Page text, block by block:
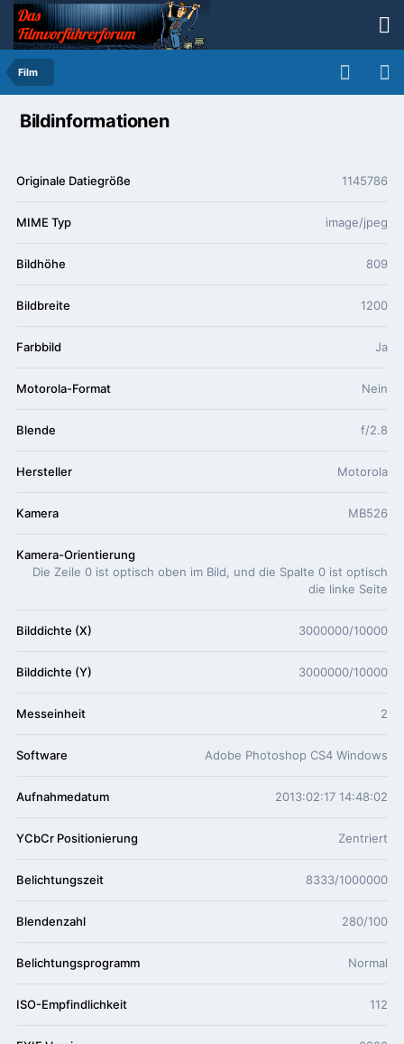
Film
Bildinformationen
Originale Datiegröße 1145786
MIME Typ image/jpeg
Bildhöhe 809
Bildbreite 1200
Farbbild Ja
Motorola-Format Nein
Blende f/2.8
Hersteller Motorola
Kamera MB526
Kamera-Orientierung
Die Zeile 0 ist optisch oben im Bild, und die Spalte 0 ist optisch
die linke Seite
Bilddichte (X) 3000000/10000
Bilddichte (Y) 3000000/10000
Messeinheit 2
Software Adobe Photoshop CS4 Windows
Aufnahmedatum 2013:02:17 14:48:02
YCbCr Positionierung Zentriert
Belichtungszeit 8333/1000000
Blendenzahl 280/100
Belichtungsprogramm Normal
ISO-Empfindlichkeit 112